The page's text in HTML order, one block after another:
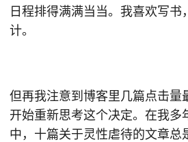
日程排得满满当当。我喜欢写书
计。
但再我注意到博客里几篇点击量
开始重新思考这个决定。在我多
中，十篇关于灵性虐待的文章总